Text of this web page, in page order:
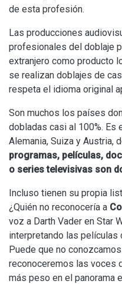
de esta profesión.
Las producciones
profesionales del doblaje
extranjero como producto
se realizan doblajes de
respeta el idioma original
Son muchos los países
dobladas casi al 100%. Es
Alemania, Suiza y Austria,
programas, películas,
o series televisivas son
Incluso tienen su propia
¿Quién no reconocería a
voz a Darth Vader en Star
interpretando las películas
Puede que no
reconoceremos las voces
más peso en el panorama